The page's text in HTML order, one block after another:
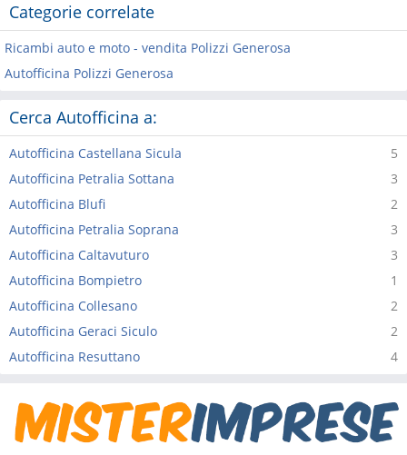
Categorie correlate
Ricambi auto e moto - vendita Polizzi Generosa
Autofficina Polizzi Generosa
Cerca Autofficina a:
5
Autofficina Castellana Sicula
3
Autofficina Petralia Sottana
2
Autofficina Blufi
3
Autofficina Petralia Soprana
3
Autofficina Caltavuturo
1
Autofficina Bompietro
2
Autofficina Collesano
2
Autofficina Geraci Siculo
4
Autofficina Resuttano